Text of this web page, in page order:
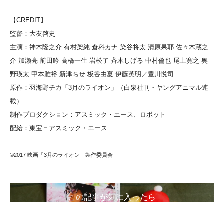
【CREDIT】
監督：大友啓史
主演：神木隆之介 有村架純 倉科カナ 染谷将太 清原果耶 佐々木蔵之
介 加瀬亮 前田吟 高橋一生 岩松了 斉木しげる 中村倫也 尾上寛之 奥
野瑛太 甲本雅裕 新津ちせ 板谷由夏 伊藤英明／豊川悦司
原作：羽海野チカ「3月のライオン」（白泉社刊・ヤングアニマル連
載）
制作プロダクション：アスミック・エース、ロボット
配給：東宝＝アスミック・エース
©2017 映画「3月のライオン」製作委員会
この記事が気に入ったら